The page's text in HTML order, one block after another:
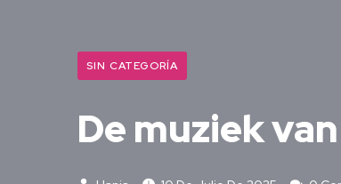
SIN CATEGORÍA
De muziek